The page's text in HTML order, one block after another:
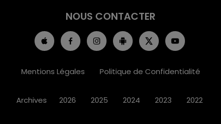
NOUS CONTACTER
Mentions Légales Politique de Confidentialité
Archives 2026 2025 2024 2023 2022